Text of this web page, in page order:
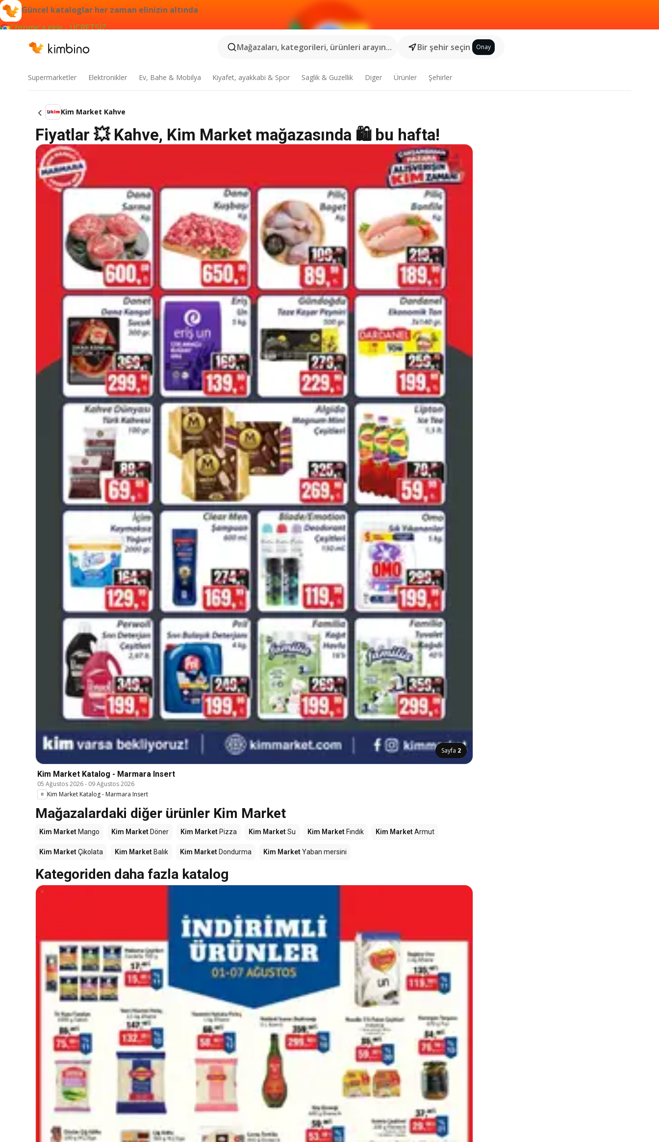
Güncel kataloglar her zaman elinizin altında
Chrome'a ekle - ÜCRETSİZ
Mağazaları, kategorileri, ürünleri arayın...
Bir şehir seçin Onay
Supermarketler Elektronikler Ev, Bahe & Mobilya Kiyafet, ayakkabi & Spor Saglik & Guzellik Diger Ürünler Şehirler
Kim Market Kahve
Fiyatlar 💥 Kahve, Kim Market mağazasında 🛍️ bu hafta!
Sayfa 2
Kim Market Katalog - Marmara Insert
05 Ağustos 2026- 09 Ağustos 2026
Kim Market Katalog - Marmara Insert
Mağazalardaki diğer ürünler Kim Market
Kim MarketMango Kim MarketDöner Kim MarketPizza Kim MarketSu Kim MarketFındık Kim MarketArmut
Kim MarketÇikolata Kim MarketBalık Kim MarketDondurma Kim MarketYaban mersini
Kategoriden daha fazla katalog